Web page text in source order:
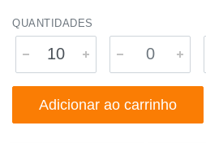
QUANTIDADES
Adicionar ao carrinho